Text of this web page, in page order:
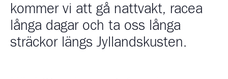
kommer vi att gå nattvakt, racea
långa dagar och ta oss långa
sträckor längs Jyllandskusten.